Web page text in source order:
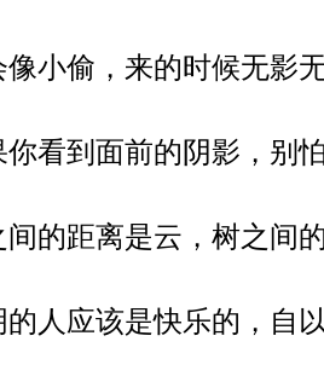
像小偷，来的时候无影
你看到面前的阴影，别
间的距离是云，树之间
的人应该是快乐的，自